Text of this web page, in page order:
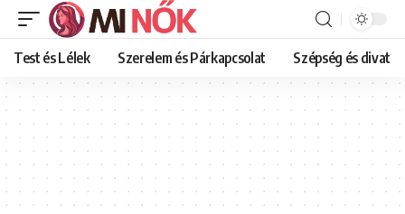
Test és Lélek Szerelem és Párkapcsolat Szépség és divat